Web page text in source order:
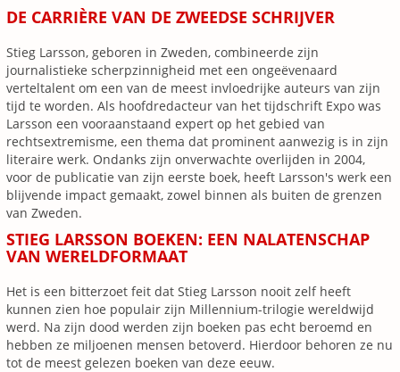
DE CARRIÈRE VAN DE ZWEEDSE SCHRIJVER
Stieg Larsson, geboren in Zweden, combineerde zijn
journalistieke scherpzinnigheid met een ongeëvenaard
verteltalent om een van de meest invloedrijke auteurs van zijn
tijd te worden. Als hoofdredacteur van het tijdschrift Expo was
Larsson een vooraanstaand expert op het gebied van
rechtsextremisme, een thema dat prominent aanwezig is in zijn
literaire werk. Ondanks zijn onverwachte overlijden in 2004,
voor de publicatie van zijn eerste boek, heeft Larsson's werk een
blijvende impact gemaakt, zowel binnen als buiten de grenzen
van Zweden.
STIEG LARSSON BOEKEN: EEN NALATENSCHAP
VAN WERELDFORMAAT
Het is een bitterzoet feit dat Stieg Larsson nooit zelf heeft
kunnen zien hoe populair zijn Millennium-trilogie wereldwijd
werd. Na zijn dood werden zijn boeken pas echt beroemd en
hebben ze miljoenen mensen betoverd. Hierdoor behoren ze nu
tot de meest gelezen boeken van deze eeuw.